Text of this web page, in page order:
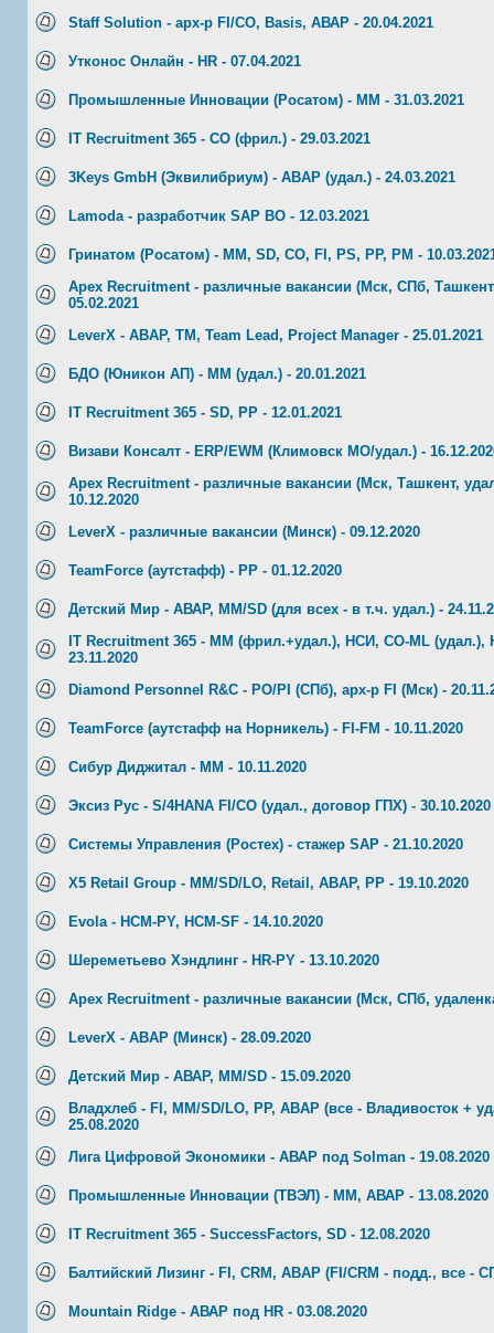
Staff Solution - арх-р FI/CO, Basis, АВАР - 20.04.2021
Утконос Онлайн - HR - 07.04.2021
Промышленные Инновации (Росатом) - ММ - 31.03.2021
IT Recruitment 365 - CO (фрил.) - 29.03.2021
3Keys GmbH (Эквилибриум) - ABAP (удал.) - 24.03.2021
Lamoda - разработчик SAP BO - 12.03.2021
Гринатом (Росатом) - МM, SD, СO, FI, PS, PP, PM -
Apex Recruitment - различные вакансии (Мск, СПб,
05.02.2021
LeverX - ABAP, TM, Team Lead, Project Manager - 25.01.2021
БДО (Юникон АП) - ММ (удал.) - 20.01.2021
IT Recruitment 365 - SD, PP - 12.01.2021
Визави Консалт - ERP/EWM (Климовск МО/удал.) -
Apex Recruitment - различные вакансии (Мск, Ташкент,
10.12.2020
LeverX - различные вакансии (Минск) - 09.12.2020
TeamForce (аутстафф) - PP - 01.12.2020
Детский Мир - АВАР, MM/SD (для всех - в т.ч. удал.) -
IT Recruitment 365 - MM (фрил.+удал.), НСИ, CO-ML
23.11.2020
Diamond Personnel R&C - PO/PI (СПб), арх-р FI (Мск) -
TeamForce (аутстафф на Норникель) - FI-FM - 10.11.2020
Сибур Диджитал - ММ - 10.11.2020
Эксиз Рус - S/4HANA FI/CO (удал., договор ГПХ) - 30.10.2020
Системы Управления (Ростех) - стажер SAP - 21.10.2020
X5 Retail Group - MM/SD/LO, Retail, ABAP, РР - 19.10.2020
Evola - HCM-PY, HCM-SF - 14.10.2020
Шереметьево Хэндлинг - HR-PY - 13.10.2020
Apex Recruitment - различные вакансии (Мск, СПб,
LeverX - ABAP (Минск) - 28.09.2020
Детский Мир - АВАР, MM/SD - 15.09.2020
Владхлеб - FI, MM/SD/LO, PP, ABAP (все - Владивосток +
25.08.2020
Лига Цифровой Экономики - АВАР под Solman - 19.08.2020
Промышленные Инновации (ТВЭЛ) - ММ, АВАР - 13.08.2020
IT Recruitment 365 - SuccessFactors, SD - 12.08.2020
Балтийский Лизинг - FI, CRM, ABAP (FI/CRM - подд., все -
Mountain Ridge - АВАР под HR - 03.08.2020